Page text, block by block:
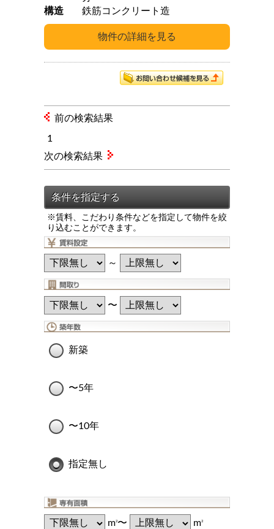
構造
鉄筋コンクリート造
前の検索結果
1
※賃料、こだわり条件などを指定して物件を絞
り込むことができます。
～
〜
新築
〜5年
〜10年
指定無し
m2〜 m2